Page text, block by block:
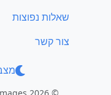
שאלות נפוצות
צור קשר